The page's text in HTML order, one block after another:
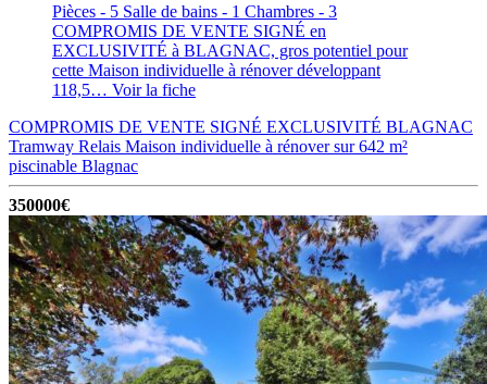
Pièces - 5 Salle de bains - 1 Chambres - 3
COMPROMIS DE VENTE SIGNÉ en
EXCLUSIVITÉ à BLAGNAC, gros potentiel pour
cette Maison individuelle à rénover développant
118,5… Voir la fiche
COMPROMIS DE VENTE SIGNÉ EXCLUSIVITÉ BLAGNAC
Tramway Relais Maison individuelle à rénover sur 642 m²
piscinable Blagnac
350000€